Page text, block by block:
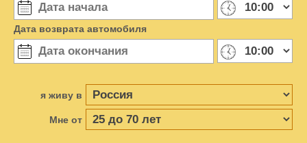
Дата возврата автомобиля
я живу в
Мне от